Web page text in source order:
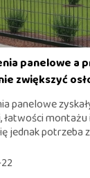
panelowe a
zwiększyć
panelowe
łatwości
jednak potrzeba